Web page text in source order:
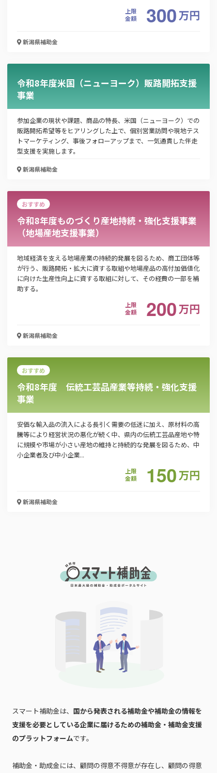
会社名
電話番号
「PDF資料ダウンロード」ボタンを押下した時点
で本サービスの利用規約に同意したものとみなさ
れます。
上限
金額
300万円
新潟県補助金
令和8年度米国（ニューヨーク）販路開拓支援
事業
参加企業の現状や課題、商品の特長、米国（ニューヨーク）での
販路開拓希望等をヒアリングした上で、個別営業訪問や現地テス
トマーケティング、事後フォローアップまで、一気通貫した伴走
型支援を実施します。
新潟県補助金
おすすめ
令和8年度ものづくり産地持続・強化支援事業
（地場産地支援事業）
地域経済を支える地場産業の持続的発展を図るため、商工団体等
が行う、販路開拓・拡大に資する取組や地場産品の高付加価値化
に向けた生産性向上に資する取組に対して、その経費の一部を補
助する。
上限
金額
200万円
新潟県補助金
おすすめ
令和8年度 伝統工芸品産業等持続・強化支援
事業
安価な輸入品の流入による長引く需要の低迷に加え、原材料の高
騰等により経営状況の悪化が続く中、県内の伝統工芸品産地や特
に規模や市場が小さい産地の維持と持続的な発展を図るため、中
小企業者及び中小企業...
上限
金額
150万円
新潟県補助金
スマート補助金は、 国から発表される補助金や補助金の情報を
支援を必要としている企業に届けるための補助金・補助金支援
のプラットフォームです。
補助金・助成金には、顧問の得意不得意が存在し、顧問の得意